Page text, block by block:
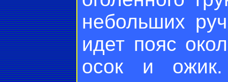
небольших
идет пояс
осок и